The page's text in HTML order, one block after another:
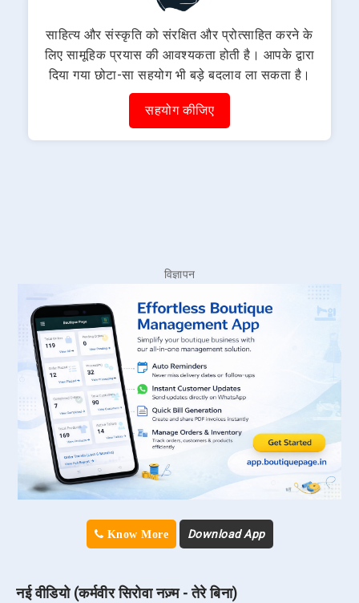
साहित्य और संस्कृति को संरक्षित और प्रोत्साहित करने के
लिए सामूहिक प्रयास की आवश्यकता होती है। आपके द्वारा
दिया गया छोटा-सा सहयोग भी बड़े बदलाव ला सकता है।
सहयोग कीजिए
विज्ञापन
Know More Download App
नई वीडियो (कर्मवीर सिरोवा नज़्म - तेरे बिना)